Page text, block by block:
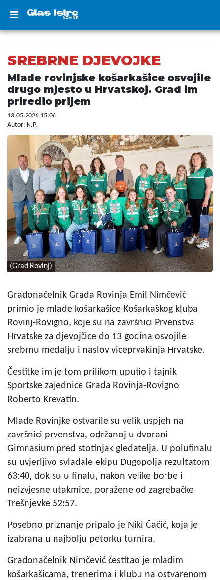
SREBRNE DJEVOJKE
Mlade rovinjske košarkašice osvojile
drugo mjesto u Hrvatskoj. Grad im
priredio prijem
13.05.2026 15:06
Autor: N.P.
(Grad Rovinj)
Gradonačelnik Grada Rovinja Emil Nimčević
primio je mlade košarkašice Košarkaškog kluba
Rovinj-Rovigno, koje su na završnici Prvenstva
Hrvatske za djevojčice do 13 godina osvojile
srebrnu medalju i naslov viceprvakinja Hrvatske.
Čestitke im je tom prilikom uputio i tajnik
Sportske zajednice Grada Rovinja-Rovigno
Roberto Krevatin.
Mlade Rovinjke ostvarile su velik uspjeh na
završnici prvenstva, održanoj u dvorani
Gimnasium pred stotinjak gledatelja. U polufinalu
su uvjerljivo svladale ekipu Dugopolja rezultatom
63:40, dok su u finalu, nakon velike borbe i
neizvjesne utakmice, poražene od zagrebačke
Trešnjevke 52:57.
Posebno priznanje pripalo je Niki Čačić, koja je
izabrana u najbolju petorku turnira.
Gradonačelnik Nimčević čestitao je mladim
košarkašicama, trenerima i klubu na ostvarenom